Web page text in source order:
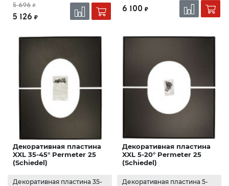
5 696 ₽
5 126 ₽
6 100 ₽
Декоративная пластина
XXL 35-45° Permeter 25
(Schiedel)
Декоративная пластина 35-
Декоративная пластина
XXL 5-20° Permeter 25
(Schiedel)
Декоративная пластина 5-